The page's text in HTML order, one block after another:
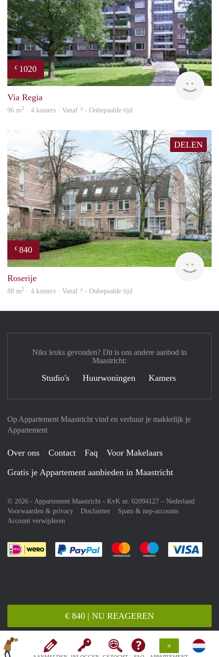
+
€ 840 | NU REAGEREN
€ 1020
Via Regia
96 m2 · 4 kamers · Vanaf ? - Onbepaalde tijd
DELEN
€ 840
rent
Roserije
80 m2 · 4 kamers · Vanaf ? - Onbepaalde tijd
Op Appartement Maastricht vind en verhuur je makkelijk je
Appartement
Over ons Contact Faq
Voor Makelaars
Gratis je Appartement aanbieden in Maastricht
© 2026 - Appartement Maastricht - KvK nr. 02094127 – Nederland
Voorwaarden & privacy
Disclaimer
Spam & nep-accounts
Account verwijderen
Je rekent gemakkelijk af met Paypal
Je rekent gemakkelijk af met
Je rekent
Niks leuks gevonden? Dit is ons andere aanbod in
Maastricht:
Studio's Huurwoningen Kamers